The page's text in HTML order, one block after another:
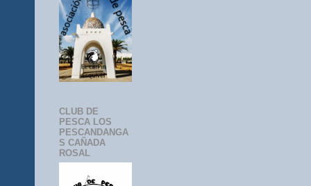
CLUB DE
PESCA LOS
PESCANDANGA
S CAÑADA
ROSAL